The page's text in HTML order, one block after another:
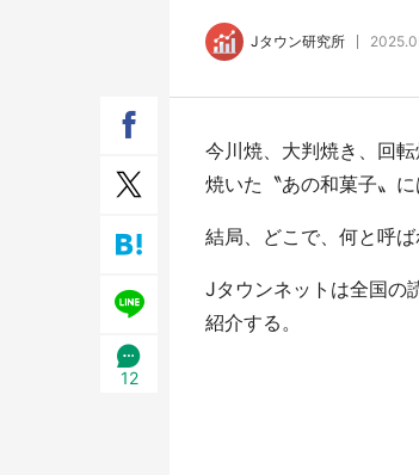
ラプラス・ダークネスが栃木
服！？ 県公式プロモ動画で
Jタウン研究所
12
今川焼、大判焼き、回
焼いた〝あの和菓子〟に
結局、どこで、何と呼
Jタウンネットは全国の
紹介する。